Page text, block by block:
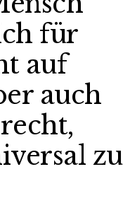
für
auf
auch
zu